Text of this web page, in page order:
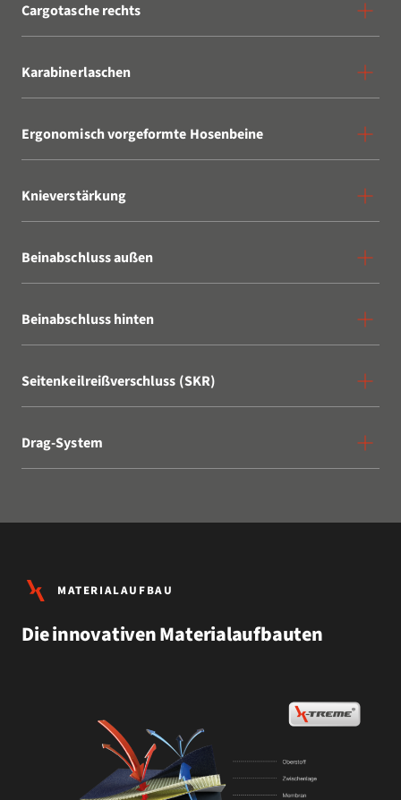
Cargotasche rechts
Karabinerlaschen
Ergonomisch vorgeformte Hosenbeine
Knieverstärkung
Beinabschluss außen
Beinabschluss hinten
Seitenkeilreißverschluss (SKR)
Drag-System
MATERIALAUFBAU
Die innovativen Materialaufbauten